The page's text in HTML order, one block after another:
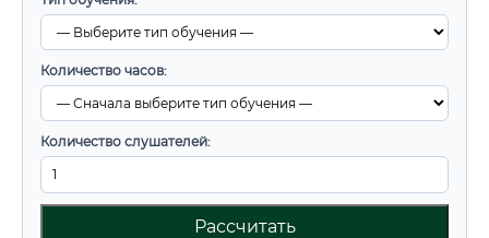
Количество часов:
Количество слушателей:
Рассчитать